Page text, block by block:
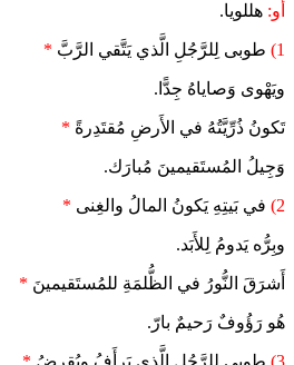
أو: هللويا.
1) طوبى لِلرَّجُلِ الَّذي يَتَّقي الرَّبَّ *
ويَهْوى وَصاياهُ جِدًّا.
تَكونُ ذُرِّيَّتُهُ في الأَرضِ مُقتَدِرةً *
وَجِيلُ المُستَقيمينَ مُبارَك.
2) في بَيتِهِ يَكونُ المالُ والغِنى *
وبِرُّه يَدومُ لِلأَبَد.
أَشرَقَ النُّورُ في الظُّلمَةِ للمُستَقيمينَ *
هُو رَؤُوفٌ رَحيمٌ بارّ.
3) طوبى لِلرَّجُلِ الَّذي يَرأَفُ ويُقرِضُ *